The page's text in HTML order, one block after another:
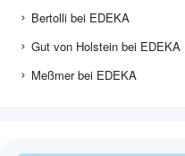
Bertolli bei EDEKA
Gut von Holstein bei EDEKA
Meßmer bei EDEKA